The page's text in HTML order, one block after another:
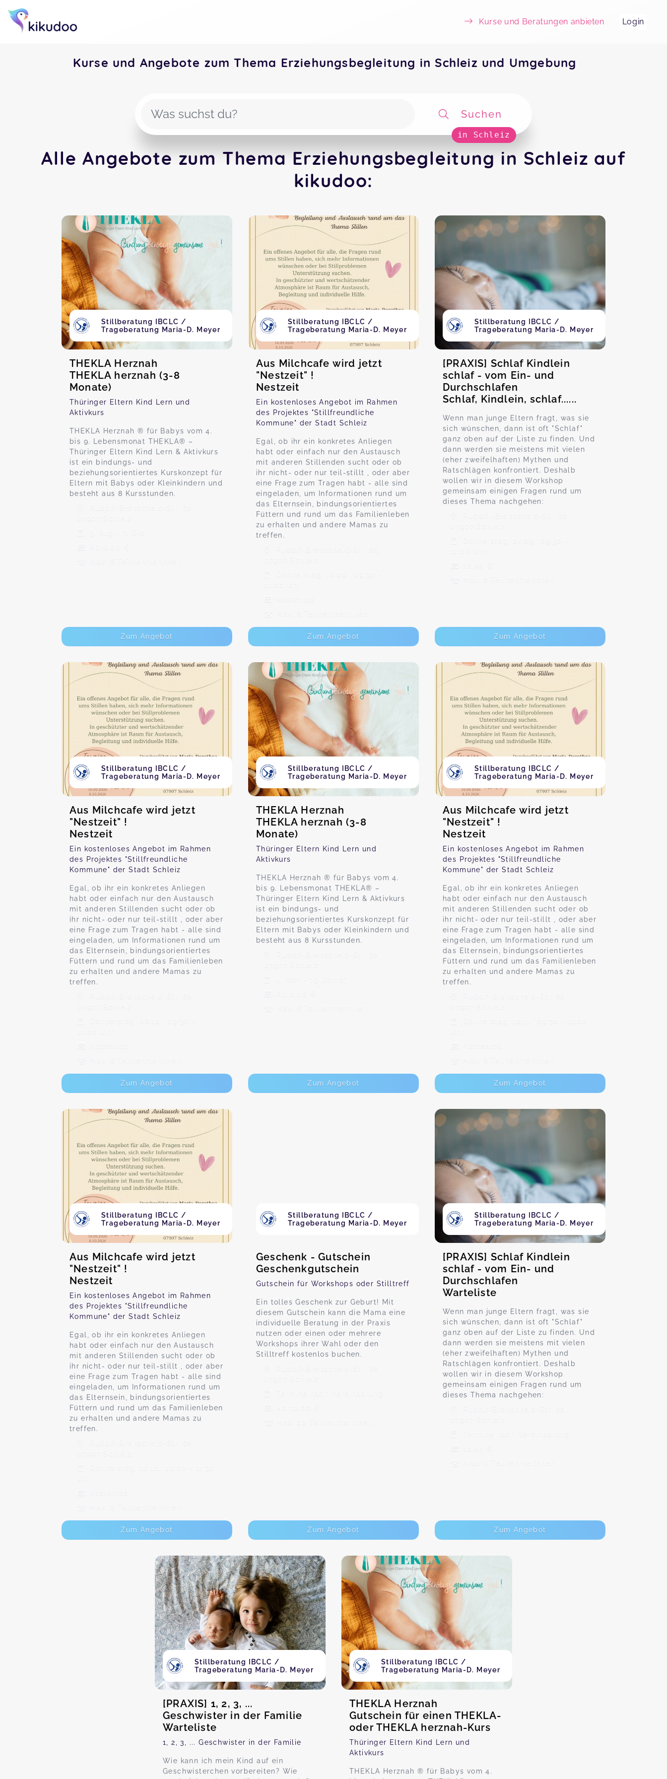
Kurse und Beratungen anbieten Login
Kurse und Angebote zum Thema Erziehungsbegleitung in Schleiz und Umgebung
Suchen
in Schleiz
Alle Angebote zum Thema Erziehungsbegleitung in Schleiz auf
kikudoo:
Stillberatung IBCLC /
Trageberatung Maria-D. Meyer
THEKLA Herznah
THEKLA herznah (3-8
Monate)
Thüringer Eltern Kind Lern und
Aktivkurs
THEKLA Herznah ® für Babys vom 4.
bis 9. Lebensmonat THEKLA® –
Thüringer Eltern Kind Lern & Aktivkurs
ist ein bindungs- und
beziehungsorientiertes Kurskonzept für
Eltern mit Babys oder Kleinkindern und
besteht aus 8 Kursstunden.
Rudolf-Breitscheid-Str. 6a,
07907 Schleiz
3. Aug - 7. Okt
Ab 0,00 €
Max. 8 TeilnehmerInnen
Zum Angebot
Stillberatung IBCLC /
Trageberatung Maria-D. Meyer
Aus Milchcafe wird jetzt
"Nestzeit" !
Nestzeit
Ein kostenloses Angebot im Rahmen
des Projektes "Stillfreundliche
Kommune" der Stadt Schleiz
Egal, ob ihr ein konkretes Anliegen
habt oder einfach nur den Austausch
mit anderen Stillenden sucht oder ob
ihr nicht- oder nur teil-stillt , oder aber
eine Frage zum Tragen habt - alle sind
eingeladen, um Informationen rund um
das Elternsein, bindungsorientiertes
Füttern und rund um das Familienleben
zu erhalten und andere Mamas zu
treffen.
Rudolf-Breitscheid-Str. 6a,
07907 Schleiz
Donnerstag, 10.09., 09:30 -
11:00 Uhr
Max. 8 TeilnehmerInnen
Zum Angebot
Stillberatung IBCLC /
Trageberatung Maria-D. Meyer
[PRAXIS] Schlaf Kindlein
schlaf - vom Ein- und
Durchschlafen
Schlaf, Kindlein, schlaf......
Wenn man junge Eltern fragt, was sie
sich wünschen, dann ist oft "Schlaf"
ganz oben auf der Liste zu finden. Und
dann werden sie meistens mit vielen
(eher zweifelhaften) Mythen und
Ratschlägen konfrontiert. Deshalb
wollen wir in diesem Workshop
gemeinsam einigen Fragen rund um
dieses Thema nachgehen:
Rudolf.-Breitscheid-Str. 6a,
07907 Schleiz
Donnerstag, 24.09., 09:30 -
11:00 Uhr
22,00 €
Max. 6 TeilnehmerInnen
Zum Angebot
Stillberatung IBCLC /
Trageberatung Maria-D. Meyer
Aus Milchcafe wird jetzt
"Nestzeit" !
Nestzeit
Ein kostenloses Angebot im Rahmen
des Projektes "Stillfreundliche
Kommune" der Stadt Schleiz
Egal, ob ihr ein konkretes Anliegen
habt oder einfach nur den Austausch
mit anderen Stillenden sucht oder ob
ihr nicht- oder nur teil-stillt , oder aber
eine Frage zum Tragen habt - alle sind
eingeladen, um Informationen rund um
das Elternsein, bindungsorientiertes
Füttern und rund um das Familienleben
zu erhalten und andere Mamas zu
treffen.
Rudolf-Breitscheid-Str. 6a,
07907 Schleiz
Donnerstag, 08.10., 09:30 -
11:00 Uhr
Max. 8 TeilnehmerInnen
Zum Angebot
Stillberatung IBCLC /
Trageberatung Maria-D. Meyer
THEKLA Herznah
THEKLA herznah (3-8
Monate)
Thüringer Eltern Kind Lern und
Aktivkurs
THEKLA Herznah ® für Babys vom 4.
bis 9. Lebensmonat THEKLA® –
Thüringer Eltern Kind Lern & Aktivkurs
ist ein bindungs- und
beziehungsorientiertes Kurskonzept für
Eltern mit Babys oder Kleinkindern und
besteht aus 8 Kursstunden.
Rudolf-Breitscheid-Str. 6a,
07907 Schleiz
4. Nov - 13. Jan 27
Ab 0,00 €
Max. 6 TeilnehmerInnen
Zum Angebot
Stillberatung IBCLC /
Trageberatung Maria-D. Meyer
Aus Milchcafe wird jetzt
"Nestzeit" !
Nestzeit
Ein kostenloses Angebot im Rahmen
des Projektes "Stillfreundliche
Kommune" der Stadt Schleiz
Egal, ob ihr ein konkretes Anliegen
habt oder einfach nur den Austausch
mit anderen Stillenden sucht oder ob
ihr nicht- oder nur teil-stillt , oder aber
eine Frage zum Tragen habt - alle sind
eingeladen, um Informationen rund um
das Elternsein, bindungsorientiertes
Füttern und rund um das Familienleben
zu erhalten und andere Mamas zu
treffen.
Rudolf-Breitscheid-Str. 6a,
07907 Schleiz
Donnerstag, 12.11., 09:30 - 11:00
Max. 8 TeilnehmerInnen
Zum Angebot
Stillberatung IBCLC /
Trageberatung Maria-D. Meyer
Aus Milchcafe wird jetzt
"Nestzeit" !
Nestzeit
Ein kostenloses Angebot im Rahmen
des Projektes "Stillfreundliche
Kommune" der Stadt Schleiz
Egal, ob ihr ein konkretes Anliegen
habt oder einfach nur den Austausch
mit anderen Stillenden sucht oder ob
ihr nicht- oder nur teil-stillt , oder aber
eine Frage zum Tragen habt - alle sind
eingeladen, um Informationen rund um
das Elternsein, bindungsorientiertes
Füttern und rund um das Familienleben
zu erhalten und andere Mamas zu
treffen.
Rudolf-Breitscheid-Str. 6a,
07907 Schleiz
Donnerstag, 10.12., 10:00 - 11:30
Max. 8 TeilnehmerInnen
Zum Angebot
Stillberatung IBCLC /
Trageberatung Maria-D. Meyer
Geschenk - Gutschein
Geschenkgutschein
Gutschein für Workshops oder Stilltreff
Ein tolles Geschenk zur Geburt! Mit
diesem Gutschein kann die Mama eine
individuelle Beratung in der Praxis
nutzen oder einen oder mehrere
Workshops ihrer Wahl oder den
Stilltreff kostenlos buchen.
Rudolf-Breitscheid-Str. 6a,
07907 Schleiz
Termine nach Vereinbarung
Ab 10,00 €
Max. 20 TeilnehmerInnen
Zum Angebot
Stillberatung IBCLC /
Trageberatung Maria-D. Meyer
[PRAXIS] Schlaf Kindlein
schlaf - vom Ein- und
Durchschlafen
Warteliste
Wenn man junge Eltern fragt, was sie
sich wünschen, dann ist oft "Schlaf"
ganz oben auf der Liste zu finden. Und
dann werden sie meistens mit vielen
(eher zweifelhaften) Mythen und
Ratschlägen konfrontiert. Deshalb
wollen wir in diesem Workshop
gemeinsam einigen Fragen rund um
dieses Thema nachgehen:
Rudolf-Breitscheid-Str. 6a,
07907 Schleiz
Termine nach Vereinbarung
22,00 €
Max. 0 TeilnehmerInnen
Zum Angebot
Stillberatung IBCLC /
Trageberatung Maria-D. Meyer
[PRAXIS] 1, 2, 3, ...
Geschwister in der Familie
Warteliste
1, 2, 3, ... Geschwister in der Familie
Wie kann ich mein Kind auf ein
Geschwisterchen vorbereiten? Wie
Stillberatung IBCLC /
Trageberatung Maria-D. Meyer
THEKLA Herznah
Gutschein für einen THEKLA-
oder THEKLA herznah-Kurs
Thüringer Eltern Kind Lern und
Aktivkurs
THEKLA Herznah ® für Babys vom 4.